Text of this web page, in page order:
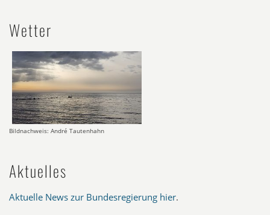
Wetter
Bildnachweis: André Tautenhahn
Aktuelles
Aktuelle News zur Bundesregierung hier.